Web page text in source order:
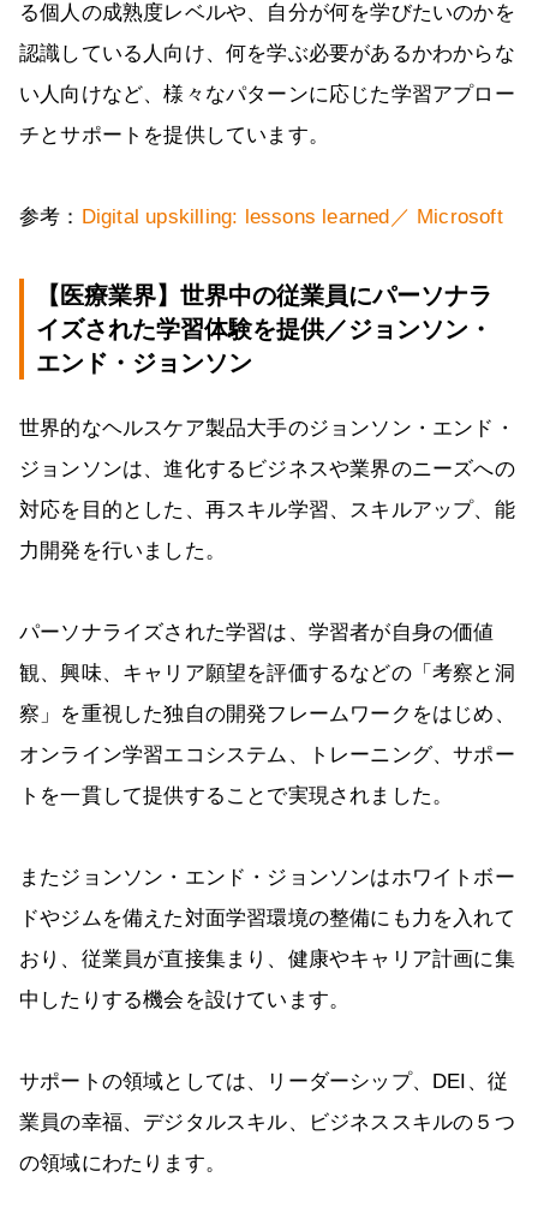
る個人の成熟度レベルや、自分が何を学びたいのかを
認識している人向け、何を学ぶ必要があるかわからな
い人向けなど、様々なパターンに応じた学習アプロー
チとサポートを提供しています。
参考： Digital upskilling: lessons learned／ Microsoft
【医療業界】世界中の従業員にパーソナラ
イズされた学習体験を提供／ジョンソン・
エンド・ジョンソン
世界的なヘルスケア製品大手のジョンソン・エンド・
ジョンソンは、進化するビジネスや業界のニーズへの
対応を目的とした、再スキル学習、スキルアップ、能
力開発を行いました。
パーソナライズされた学習は、学習者が自身の価値
観、興味、キャリア願望を評価するなどの「考察と洞
察」を重視した独自の開発フレームワークをはじめ、
オンライン学習エコシステム、トレーニング、サポー
トを一貫して提供することで実現されました。
またジョンソン・エンド・ジョンソンはホワイトボー
ドやジムを備えた対面学習環境の整備にも力を入れて
おり、従業員が直接集まり、健康やキャリア計画に集
中したりする機会を設けています。
サポートの領域としては、リーダーシップ、DEI、従
業員の幸福、デジタルスキル、ビジネススキルの５つ
の領域にわたります。